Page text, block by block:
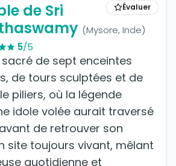
Évaluer
de Sri
(Mysore, Inde)
5/5
de sept enceintes
de tours sculptées et de
piliers, où la légende
idole volée aurait traversé
de retrouver son
site toujours vivant, mêlant
quotidienne et